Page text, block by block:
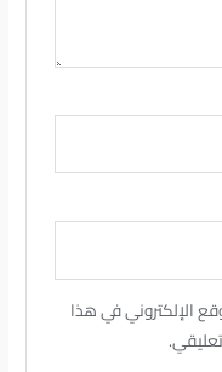
الإلكتروني في هذا